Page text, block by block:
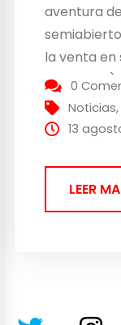
aventura
la venta en
Epic Store),
sitúa al
ficción en
0
Noticias
13
LEER